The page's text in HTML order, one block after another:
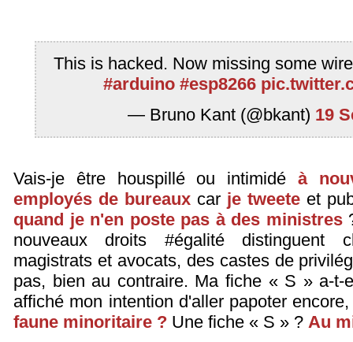
This is hacked. Now missing some
#arduino #esp8266
— Bruno Kant (@bkant) 19
Vais-je être houspillé ou intimidéà
employés de bureauxcar je tweeteet
quand je n'en poste pas à des ministres
nouveaux droits #égalité distinguent
magistrats et avocats, des castes de
pas, bien au contraire. Ma fiche « S » a-t-
affiché mon intention d'aller papoter
faune minoritaire ? Une fiche « S » ? Au